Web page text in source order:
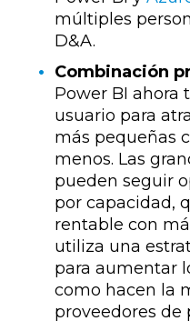
múltiples
D&A.
Combinación
Power BI ahora
usuario para
más pequeñas
menos. Las
pueden seguir
por capacidad,
rentable con
utiliza una
para aumentar
como hacen la
proveedores de